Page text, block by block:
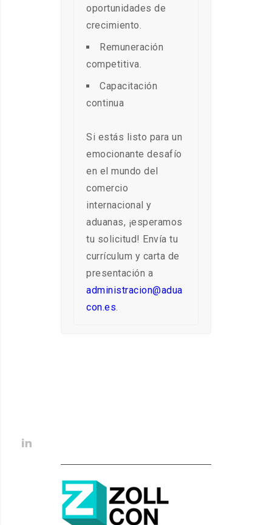
oportunidades de
crecimiento.
Remuneración
competitiva.
Capacitación
continua
Si estás listo para un
emocionante desafío
en el mundo del
comercio
internacional y
aduanas, ¡esperamos
tu solicitud! Envía tu
currículum y carta de
presentación a
administracion@adua
con.es.